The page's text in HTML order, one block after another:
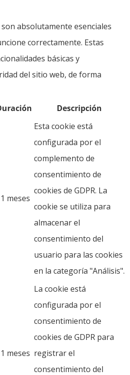
absolutamente esenciales
correctamente. Estas
básicas y
del sitio web, de forma
Descripción
meses
Esta cookie está
configurada por el
complemento de
consentimiento de
cookies de GDPR. La
cookie se utiliza para
almacenar el
consentimiento del
usuario para las cookies
en la categoría "Análisis".
meses
La cookie está
configurada por el
consentimiento de
cookies de GDPR para
registrar el
consentimiento del